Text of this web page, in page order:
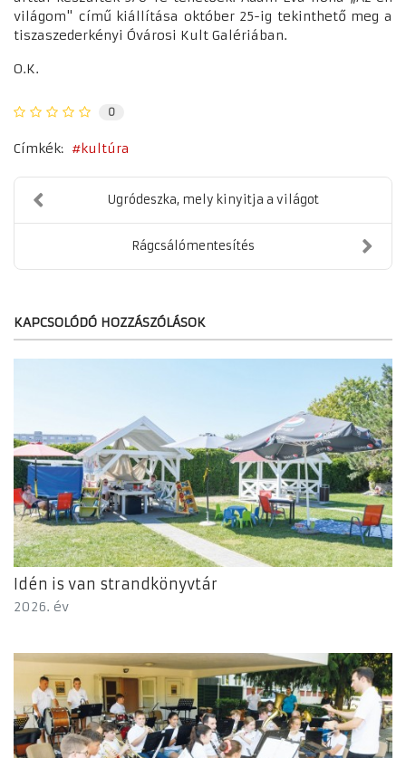
világom" című kiállítása október 25-ig tekinthető meg a
tiszaszederkényi Óvárosi Kult Galériában.
O.K.
0
Címkék: kultúra
Ugródeszka, mely kinyitja a világot
Rágcsálómentesítés
KAPCSOLÓDÓ HOZZÁSZÓLÁSOK
Idén is van strandkönyvtár
2026. év